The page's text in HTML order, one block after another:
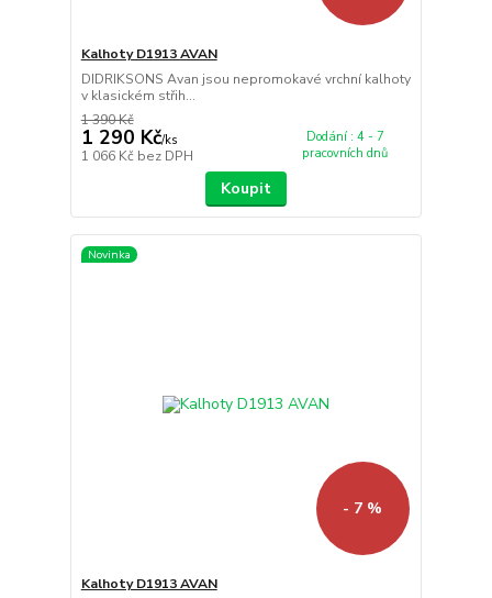
Kalhoty D1913 AVAN
DIDRIKSONS Avan jsou nepromokavé vrchní kalhoty
v klasickém střih...
1 390 Kč
1 290 Kč/ks
1 066 Kč bez DPH
Dodání : 4 - 7
pracovních dnů
Koupit
Novinka
- 7 %
Kalhoty D1913 AVAN